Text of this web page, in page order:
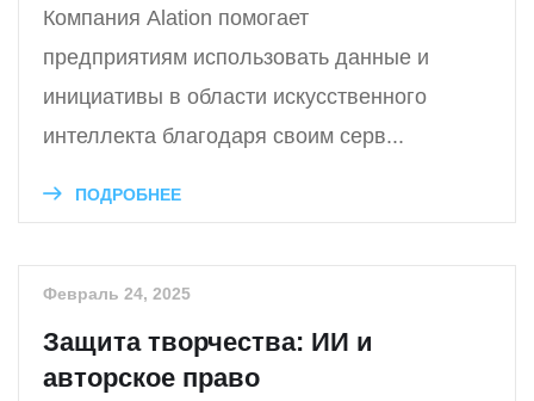
Компания Alation помогает
предприятиям использовать данные и
инициативы в области искусственного
интеллекта благодаря своим серв...
ПОДРОБНЕЕ
Февраль 24, 2025
Защита творчества: ИИ и
авторское право